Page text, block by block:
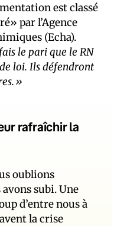
est classé
par l’Agence
(Echa).
le pari que le RN
loi. Ils défendront
rafraîchir la
oublions
subi. Une
d’entre nous à
la crise